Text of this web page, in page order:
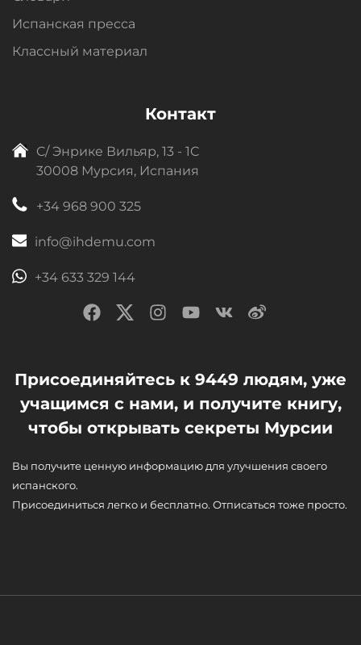
Испанская пресса
Классный материал
Контакт
C/ Энрике Вильяр, 13 - 1C
30008 Мурсия, Испания
+34 968 900 325
info@ihdemu.com
+34 633 329 144
Присоединяйтесь к 9449 людям, уже
учащимся с нами, и получите книгу,
чтобы открывать секреты Мурсии
Вы получите ценную информацию для улучшения своего
испанского.
Присоединиться легко и бесплатно. Отписаться тоже просто.